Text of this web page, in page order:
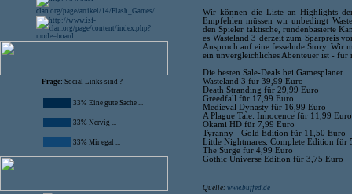
Frage: Social Links sind ?
33% Eine gute Sache ...
33% Nervig ...
33% Mir egal ...
Wir können die Liste an Highlights
Empfehlen müssen wir unbedingt
den Spieler taktische, rundenbasierte
es Wasteland 3 derzeit zum Sparpreis
Anspruch auf eine fesselnde Story. Wir
ein unvergleichliches Abenteuer ist -
Die besten Sale-Deals bei Gamesplanet
Wasteland 3 für 39,99 Euro
Death Stranding für 29,99 Euro
Greedfall für 17,99 Euro
Medieval Dynasty für 16,99 Euro
A Plague Tale: Innocence für 11,99 Euro
Okami HD für 7,99 Euro
Tyranny - Gold Edition für 11,50 Euro
Little Nightmares: Complete Edition für
The Surge für 4,99 Euro
Gothic Universe Edition für 3,75 Euro
Quelle: www.buffed.de